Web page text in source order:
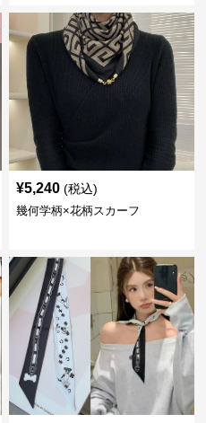
¥5,240 (税込)
幾何学柄×花柄スカーフ